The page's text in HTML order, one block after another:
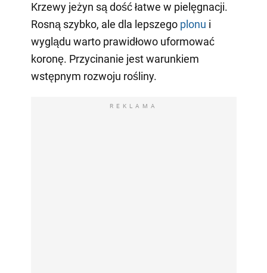
Krzewy jeżyn są dość łatwe w pielęgnacji.
Rosną szybko, ale dla lepszego plonu i
wyglądu warto prawidłowo uformować
koronę. Przycinanie jest warunkiem
wstępnym rozwoju rośliny.
REKLAMA